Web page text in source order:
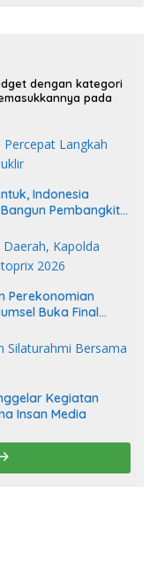
dengan kategori
pada
Indonesia
Pembangkit
Perekonomian
Buka Final
Kegiatan
Insan Media